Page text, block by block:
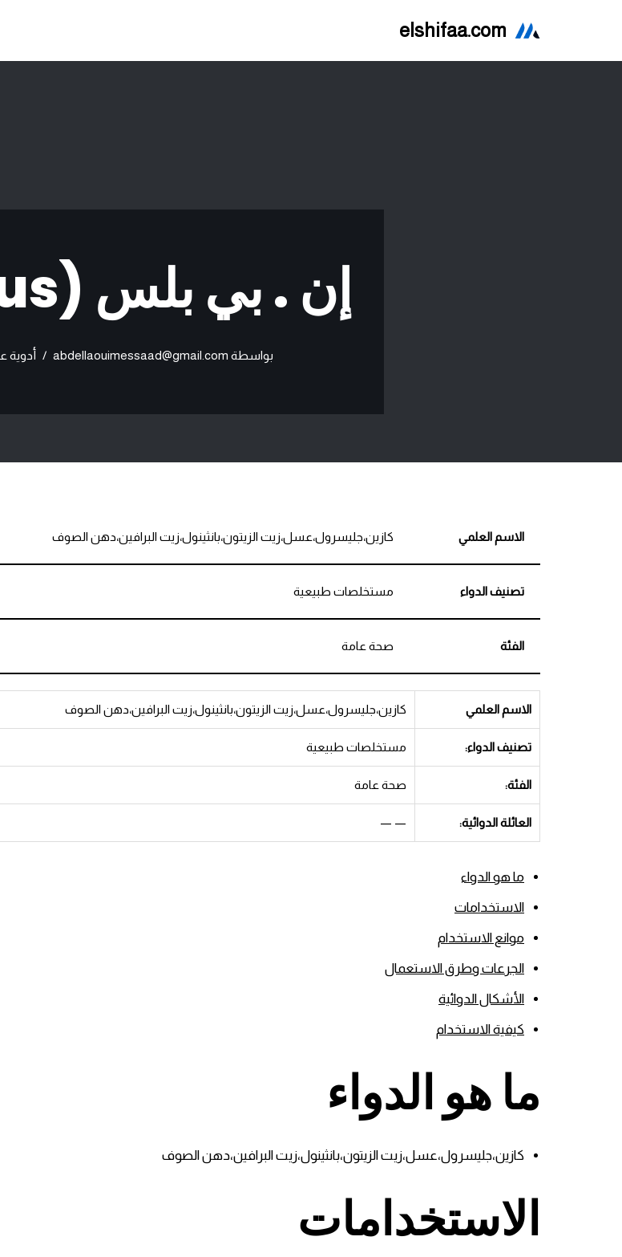
elshifaa.com
إن . بي بلس (N.P Plus)
بواسطة abdellaouimessaad@gmail.com أدوية
الاسم العلمي كازين،جليسرول،عسل،زيت الزيتون،بانثينول،زيت البرافين،دهن الصوف
تصنيف الدواء مستخلصات طبيعية
الفئة صحة عامة
الاسم العلمي كازين،جليسرول،عسل،زيت الزيتون،بانثينول،زيت البرافين،دهن الصوف
تصنيف الدواء: مستخلصات طبيعية
الفئة: صحة عامة
العائلة الدوائية: — —
ما هو الدواء
الاستخدامات
موانع الاستخدام
الجرعات وطرق الاستعمال
الأشكال الدوائية
كيفية الاستخدام
ما هو الدواء
كازين،جليسرول،عسل،زيت الزيتون،بانثينول،زيت البرافين،دهن الصوف
الاستخدامات